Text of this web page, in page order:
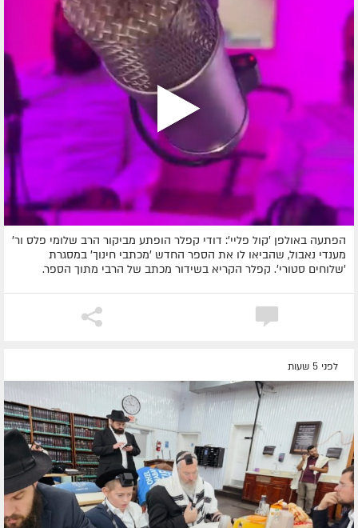
הפתעה באולפן 'קול פליי': דודי קפלר הופתע מביקור הרב שלומי פלס ור'
מענדי נאבול, שהביאו לו את הספר החדש 'מכתבי חינוך' במסגרת
'שלוחים סטורי'. קפלר הקריא בשידור מכתב של הרבי מתוך הספר.
לפני 5 שעות